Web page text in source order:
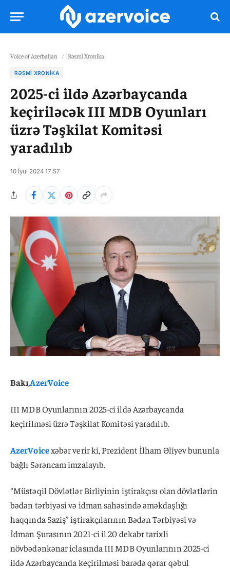
Voice of Azerbaijan / Rəsmi Xronika
RƏSMI XRONIKA
2025-ci ildə Azərbaycanda
keçiriləcək III MDB Oyunları
üzrə Təşkilat Komitəsi
yaradılıb
10 İyul 2024 17:57
Bakı,AzerVoice
III MDB Oyunlarının 2025-ci ildə Azərbaycanda
keçirilməsi üzrə Təşkilat Komitəsi yaradılıb.
AzerVoicexəbər verir ki, Prezident İlham Əliyev bununla
bağlı Sərəncam imzalayıb.
“Müstəqil Dövlətlər Birliyinin iştirakçısı olan dövlətlərin
bədən tərbiyəsi və idman sahəsində əməkdaşlığı
haqqında Saziş” iştirakçılarının Bədən Tərbiyəsi və
İdman Şurasının 2021-ci il 20 dekabr tarixli
növbədənkənar iclasında III MDB Oyunlarının 2025-ci
ildə Azərbaycanda keçirilməsi barədə qərar qəbul